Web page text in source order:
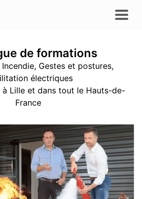
de formations
Gestes et postures,
électriques
Lille et dans tout le Hauts-de-
France